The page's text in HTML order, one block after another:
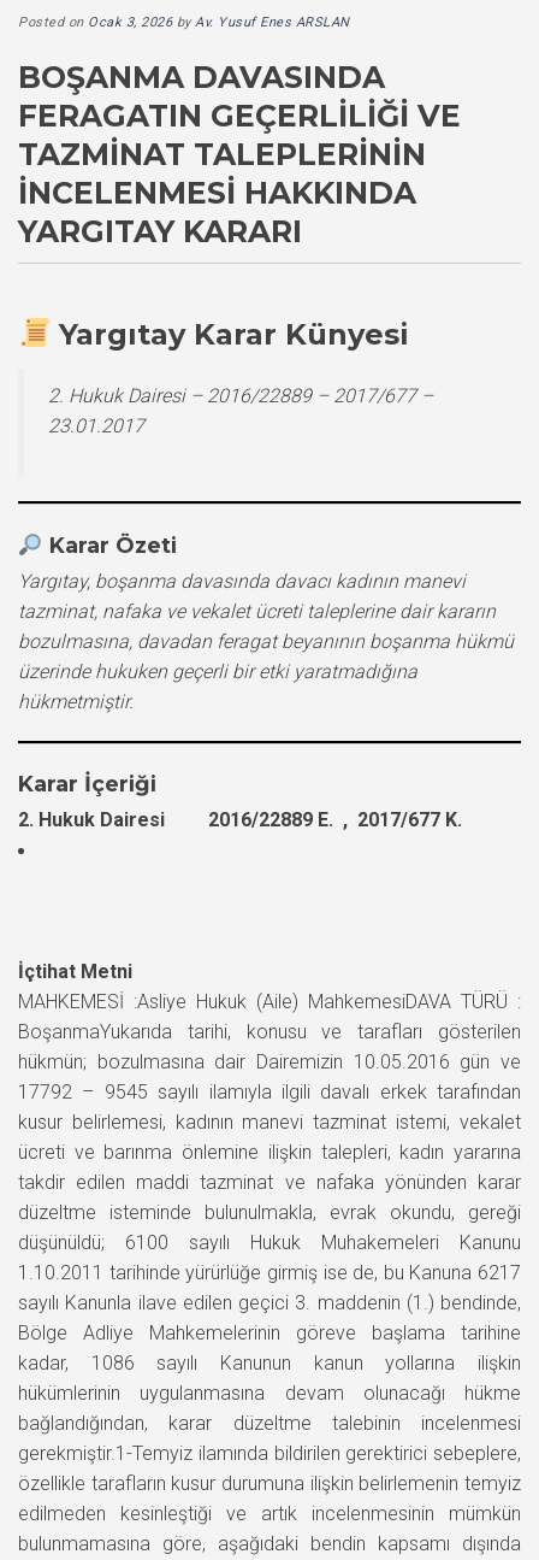
Posted on Ocak 3, 2026byAv. Yusuf Enes ARSLAN
BOŞANMA DAVASINDA
FERAGATIN GEÇERLILIĞI VE
TAZMINAT TALEPLERININ
İNCELENMESI HAKKINDA
YARGITAY KARARI
Yargıtay Karar Künyesi
2. Hukuk Dairesi – 2016/22889 – 2017/677 –
23.01.2017
Karar Özeti
Yargıtay, boşanma davasında davacı kadının manevi
tazminat, nafaka ve vekalet ücreti taleplerine dair kararın
bozulmasına, davadan feragat beyanının boşanma hükmü
üzerinde hukuken geçerli bir etki yaratmadığına
hükmetmiştir.
Karar İçeriği
2. Hukuk Dairesi 2016/22889 E. , 2017/677 K.
İçtihat Metni
MAHKEMESİ :Asliye Hukuk (Aile) MahkemesiDAVA TÜRÜ :
BoşanmaYukarıda tarihi, konusu ve tarafları gösterilen
hükmün; bozulmasına dair Dairemizin 10.05.2016 gün ve
17792 – 9545 sayılı ilamıyla ilgili davalı erkek tarafından
kusur belirlemesi, kadının manevi tazminat istemi, vekalet
ücreti ve barınma önlemine ilişkin talepleri, kadın yararına
takdir edilen maddi tazminat ve nafaka yönünden karar
düzeltme isteminde bulunulmakla, evrak okundu, gereği
düşünüldü; 6100 sayılı Hukuk Muhakemeleri Kanunu
1.10.2011 tarihinde yürürlüğe girmiş ise de, bu Kanuna 6217
sayılı Kanunla ilave edilen geçici 3. maddenin (1.) bendinde,
Bölge Adliye Mahkemelerinin göreve başlama tarihine
kadar, 1086 sayılı Kanunun kanun yollarına ilişkin
hükümlerinin uygulanmasına devam olunacağı hükme
bağlandığından, karar düzeltme talebinin incelenmesi
gerekmiştir.1-Temyiz ilamında bildirilen gerektirici sebeplere,
özellikle tarafların kusur durumuna ilişkin belirlemenin temyiz
edilmeden kesinleştiği ve artık incelenmesinin mümkün
bulunmamasına göre, aşağıdaki bendin kapsamı dışında